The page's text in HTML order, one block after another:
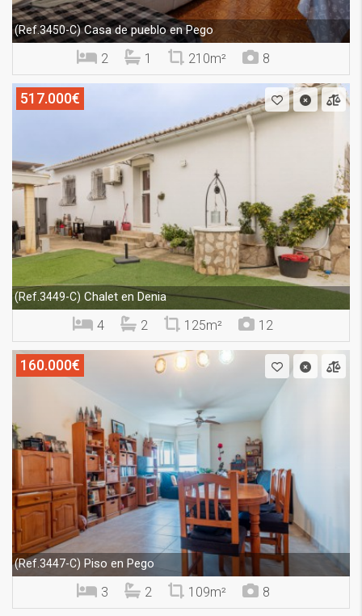
(Ref.3450-C)Casa de pueblo en Pego
2 1 210m² 8
517.000€
(Ref.3449-C) Chalet en Denia
4 2 125m² 12
160.000€
(Ref.3447-C) Piso en Pego
3 2 109m² 8